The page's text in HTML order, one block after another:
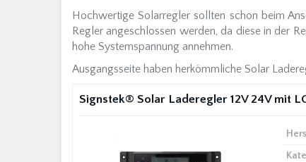
Hochwertige Solarregler sollten schon beim
Regler angeschlossen werden, da diese in der
hohe Systemspannung annehmen.
Ausgangsseite haben herkömmliche Solar
Signstek® Solar Laderegler 12V 24V mit